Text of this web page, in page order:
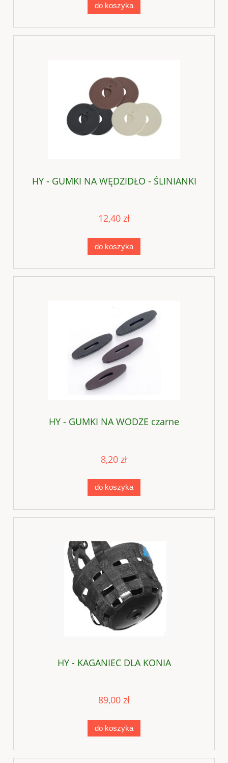
do koszyka
HY - GUMKI NA WĘDZIDŁO - ŚLINIANKI
12,40 zł
do koszyka
HY - GUMKI NA WODZE czarne
8,20 zł
do koszyka
HY - KAGANIEC DLA KONIA
89,00 zł
do koszyka